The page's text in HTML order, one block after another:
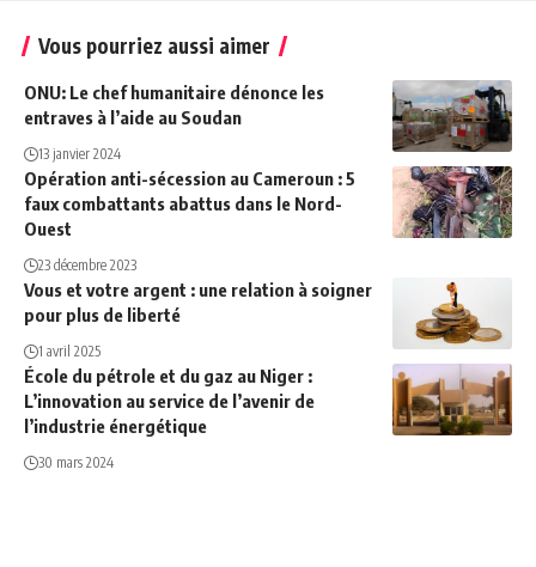
Vous pourriez aussi aimer
ONU: Le chef humanitaire dénonce les
entraves à l’aide au Soudan
13 janvier 2024
Opération anti-sécession au Cameroun : 5
faux combattants abattus dans le Nord-
Ouest
23 décembre 2023
Vous et votre argent : une relation à soigner
pour plus de liberté
1 avril 2025
École du pétrole et du gaz au Niger :
L’innovation au service de l’avenir de
l’industrie énergétique
30 mars 2024